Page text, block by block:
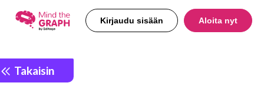
Kirjaudu sisään Aloita nyt
Takaisin